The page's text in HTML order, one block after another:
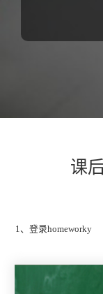
课
1、登录homeworky